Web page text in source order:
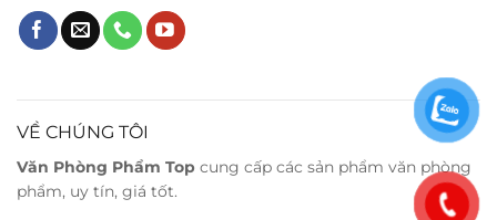
VỀ CHÚNG TÔI
Văn Phòng Phẩm Top cung cấp các sản phẩm văn phòng
phẩm, uy tín, giá tốt.